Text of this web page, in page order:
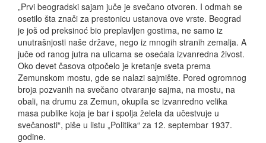
„Prvi beogradski sajam juče je svečano otvoren. I odmah se
osetilo šta znači za prestonicu ustanova ove vrste. Beograd
je još od preksinoć bio preplavljen gostima, ne samo iz
unutrašnjosti naše države, nego iz mnogih stranih zemalja. A
juče od ranog jutra na ulicama se osećala izvanredna živost.
Oko devet časova otpočelo je kretanje sveta prema
Zemunskom mostu, gde se nalazi sajmište. Pored ogromnog
broja pozvanih na svečano otvaranje sajma, na mostu, na
obali, na drumu za Zemun, okupila se izvanredno velika
masa publike koja je bar i spolja želela da učestvuje u
svečanosti“, piše u listu „Politika“ za 12. septembar 1937.
godine.